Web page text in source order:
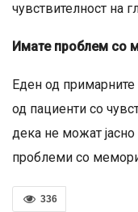
чувствителност на
Имате проблем со
Еден од
од пациенти со
дека не можат
проблеми со
336